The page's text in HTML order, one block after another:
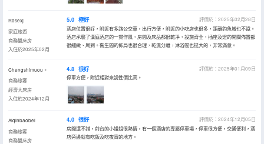
Rosexj
家庭旅遊
商務雙床房
入住於2025年02月
5.0 極好
評價於：2025年02月28日
酒店位置很好，附近有多路公交車，出行方便，附近的小吃店也很多，距離釣魚城也不遠。
酒店承襲了漢庭酒店的一貫作風，房間及床品都很乾凈，設施齊全，插座及燈的開關佈置都
很細緻、周到。衞生間的佈局也很合理，乾濕分離，淋浴間也挺大的，非常滿意。
Chengshimuou。
商務旅客
經濟大床房
入住於2024年12月
4.8 很好
評價於：2025年01月09日
停車方便，附近相對來説性價比高。
Aiqinbaobei
商務旅客
商務雙床房
4.0 很好
評價於：2024年12月05日
房間還不錯，前台的小姐姐很熱情，有一個酒店的專屬停車場，停車很方便，交通便利，酒
店旁邊就有吃飯及吃夜宵的地方。